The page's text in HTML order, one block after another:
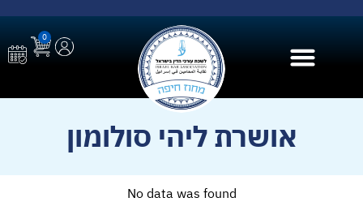
0
אושרת ליהי סולומון
No data was found